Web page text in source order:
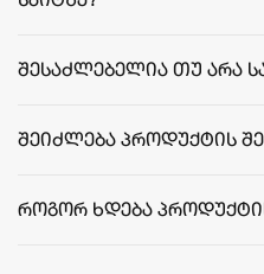
შესაძლებელია თუ არა
შეიძლება პროდუქტის
როგორ ხდება